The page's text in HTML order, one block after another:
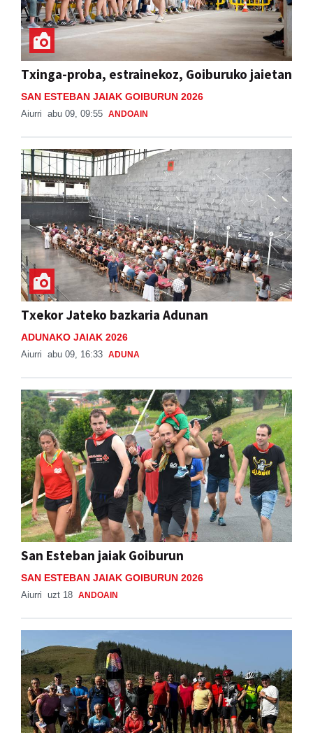
Txinga-proba, estrainekoz, Goiburuko jaietan
SAN ESTEBAN JAIAK GOIBURUN 2026
Aiurri abu 09, 09:55 ANDOAIN
Txekor Jateko bazkaria Adunan
ADUNAKO JAIAK 2026
Aiurri abu 09, 16:33 ADUNA
San Esteban jaiak Goiburun
SAN ESTEBAN JAIAK GOIBURUN 2026
Aiurri uzt 18 ANDOAIN